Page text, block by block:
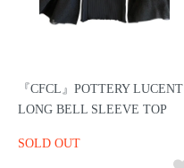
『CFCL』POTTERY LUCENT
LONG BELL SLEEVE TOP
SOLD OUT